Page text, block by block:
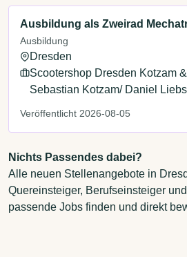
Ausbildung als Zweirad
Ausbildung
Dresden
Scootershop Dresden Kotzam
Sebastian Kotzam/ Daniel
Veröffentlicht 2026-08-05
Nichts Passendes dabei?
Alle neuen Stellenangebote in
Quereinsteiger, Berufseinsteiger
passende Jobs finden und direkt